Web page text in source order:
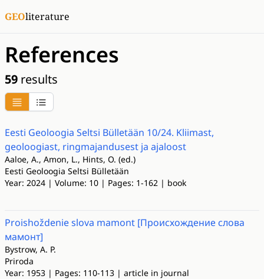
GEOliterature
References
59 results
Eesti Geoloogia Seltsi Bülletään 10/24. Kliimast,
geoloogiast, ringmajandusest ja ajaloost
Aaloe, A., Amon, L., Hints, O. (ed.)
Eesti Geoloogia Seltsi Bülletään
Year: 2024 | Volume: 10 | Pages: 1-162 | book
Proishoždenie slova mamont [Происхождение слова
мамонт]
Bystrow, A. P.
Priroda
Year: 1953 | Pages: 110-113 | article in journal